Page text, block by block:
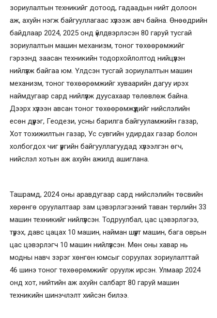
зориулалтын техникийг дотоод, гадаадын нийт долоон
аж, ахуйн нэгж байгууллагаас хүлээж авч байна. Өнөөдрийн
байдлаар 2024, 2025 онд үйлдвэрлэсэн 80 гаруй тусгай
зориулалтын машин механизм, тоног төхөөрөмжийг
гэрээнд заасан техникийн тодорхойлолтод нийцүүлэн
нийлүүлж байгаа юм. Үлдсэн тусгай зориулалтын машин
механизм, тоног төхөөрөмжийг хуваарийн дагуу ирэх
наймдугаар сард нийлүүлж дуусахаар төлөвлөж байна.
Дээрх хүлээн авсан тоног төхөөрөмжүүдийг нийслэлийн
есөн дүүрэг, Геодези, усны барилга байгууламжийн газар,
Хот тохижилтын газар, Ус сувгийн удирдах газар болон
холбогдох чиг үүргийн байгууллагуудад хүлээлгэн өгч,
нийслэл хотын аж ахуйн ажилд ашиглана.
Ташрамд, 2024 оны аравдугаар сард нийслэлийн төсвийн
хөрөнгө оруулалтаар зам цэвэрлэгээний таван төрлийн 33
машин техникийг нийлүүлсэн. Тодруулбал, цас цэвэрлэгээ,
түрэх, давс цацах 10 машин, найман шүүрт машин, бага оврын
цас цэвэрлэгч 10 машин нийлүүлсэн. Мөн оны хавар нь
модны навч зэрэг хөнгөн юмсыг соруулах зориулалттай
46 шинэ тоног төхөөрөмжийг оруулж ирсэн. Улмаар 2024
онд хот, нийтийн аж ахуйн салбарт 80 гаруй машин
техникийн шинэчлэлт хийсэн билээ.